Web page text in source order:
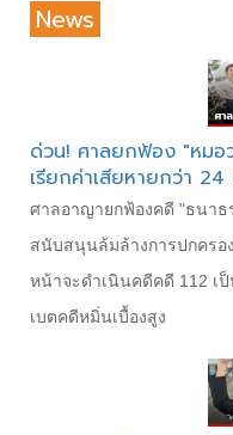
News
ด่วน! ศาลยกฟ้อง "หมอ
เรียกค่าเสียหายกว่า 24
ศาลอาญายกฟ้องคดี "ธนาธ
สนับสนุนล้มล้างการปกครอ
หน้าจะดำเนินคดีคดี 112 เ
เบตคดีหมิ่นเบื้องสูง